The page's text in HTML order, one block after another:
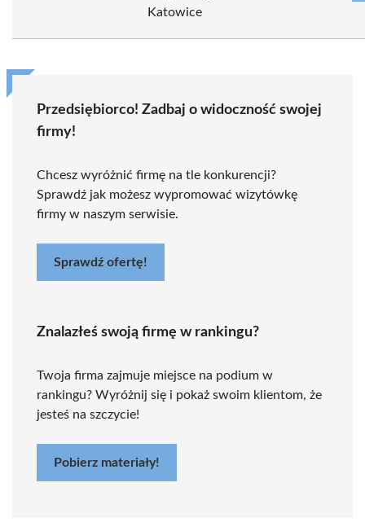
Katowice
Przedsiębiorco! Zadbaj o widoczność swojej
firmy!
Chcesz wyróżnić firmę na tle konkurencji?
Sprawdź jak możesz wypromować wizytówkę
firmy w naszym serwisie.
Sprawdź ofertę!
Znalazłeś swoją firmę w rankingu?
Twoja firma zajmuje miejsce na podium w
rankingu? Wyróżnij się i pokaż swoim klientom, że
jesteś na szczycie!
Pobierz materiały!